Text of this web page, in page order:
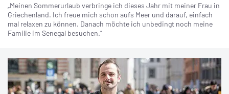
„Meinen Sommerurlaub verbringe ich dieses Jahr mit meiner Frau in
Griechenland. Ich freue mich schon aufs Meer und darauf, einfach
mal relaxen zu können. Danach möchte ich unbedingt noch meine
Familie im Senegal besuchen.“